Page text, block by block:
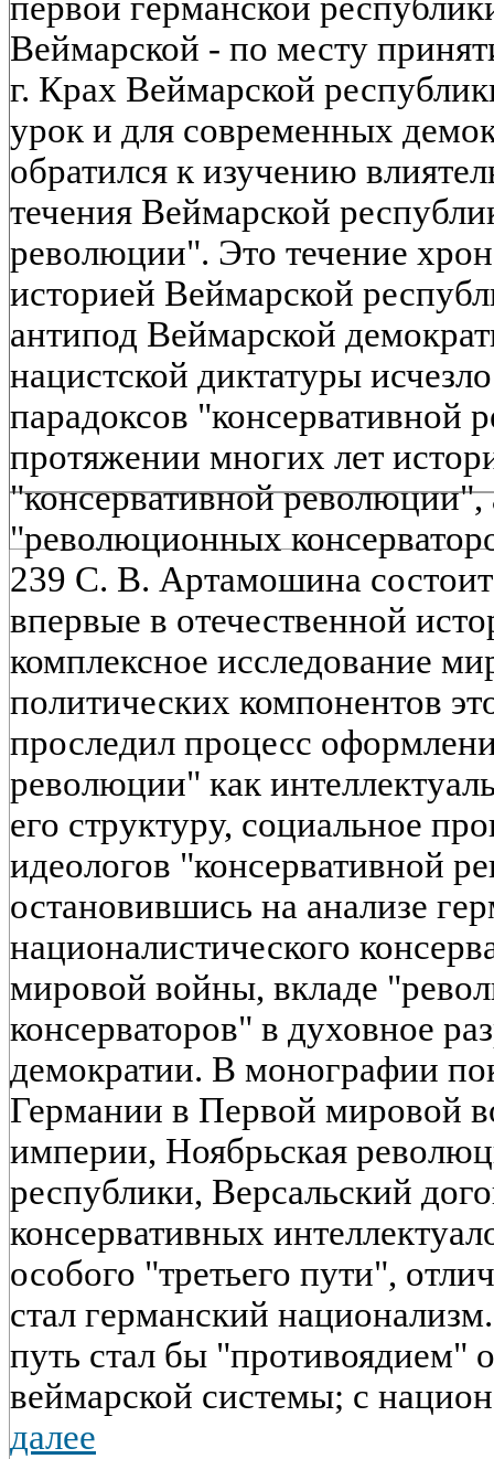
первой германской
Веймарской - по месту
г. Крах Веймарской
урок и для современных
обратился к изучению
течения Веймарской
революции". Это течение
историей Веймарской
антипод Веймарской
нацистской диктатуры
парадоксов "консервативной
протяжении многих лет
"консервативной революции",
"революционных
239 С. В. Артамошина состоит
впервые в отечественной
комплексное исследование
политических компонентов
проследил процесс
революции" как
его структуру, социальное
идеологов "консервативной
остановившись на анализе
националистического
мировой войны, вкладе
консерваторов" в духовное
демократии. В монографии
Германии в Первой мировой
империи, Ноябрьская
республики, Версальский
консервативных
особого "третьего пути",
стал германский
путь стал бы "противоядием"
веймарской системы; с
далее